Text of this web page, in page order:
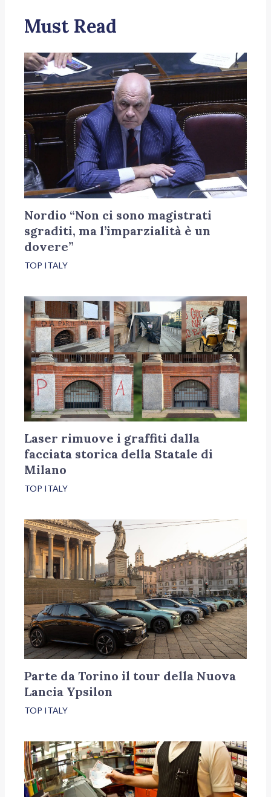
Must Read
Nordio “Non ci sono magistrati
sgraditi, ma l’imparzialità è un
dovere”
TOP ITALY
Laser rimuove i graffiti dalla
facciata storica della Statale di
Milano
TOP ITALY
Parte da Torino il tour della Nuova
Lancia Ypsilon
TOP ITALY